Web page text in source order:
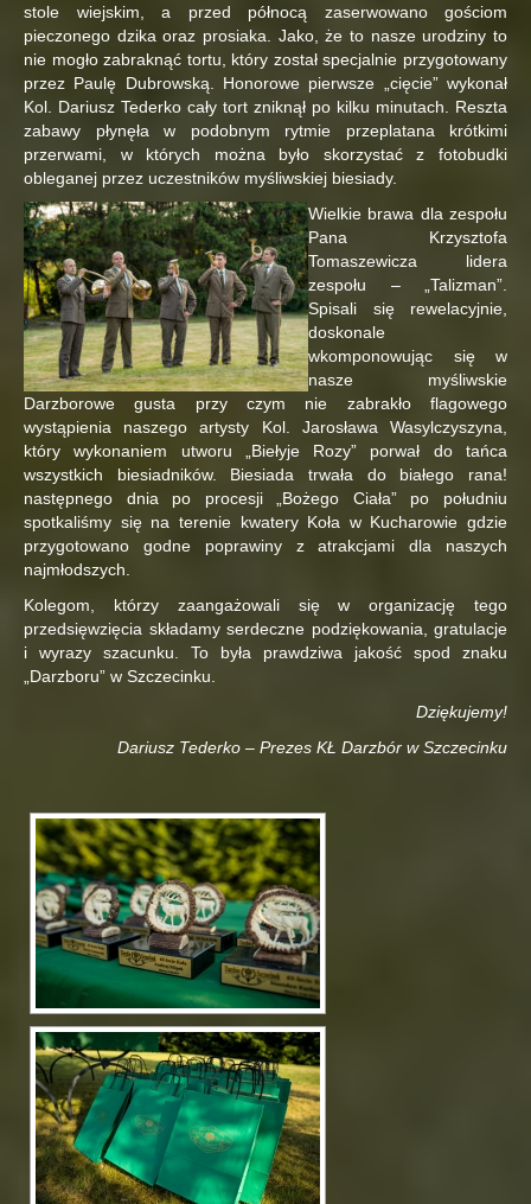
stole wiejskim, a przed północą zaserwowano gościom
pieczonego dzika oraz prosiaka. Jako, że to nasze urodziny to
nie mogło zabraknąć tortu, który został specjalnie przygotowany
przez Paulę Dubrowską. Honorowe pierwsze „cięcie” wykonał
Kol. Dariusz Tederko cały tort zniknął po kilku minutach. Reszta
zabawy płynęła w podobnym rytmie przeplatana krótkimi
przerwami, w których można było skorzystać z fotobudki
obleganej przez uczestników myśliwskiej biesiady.
Wielkie brawa dla zespołu
Pana Krzysztofa
Tomaszewicza lidera
zespołu – „Talizman”.
Spisali się rewelacyjnie,
doskonale
wkomponowując się w
nasze myśliwskie
Darzborowe gusta przy czym nie zabrakło flagowego
wystąpienia naszego artysty Kol. Jarosława Wasylczyszyna,
który wykonaniem utworu „Biełyje Rozy” porwał do tańca
wszystkich biesiadników. Biesiada trwała do białego rana!
następnego dnia po procesji „Bożego Ciała” po południu
spotkaliśmy się na terenie kwatery Koła w Kucharowie gdzie
przygotowano godne poprawiny z atrakcjami dla naszych
najmłodszych.
Kolegom, którzy zaangażowali się w organizację tego
przedsięwzięcia składamy serdeczne podziękowania, gratulacje
i wyrazy szacunku. To była prawdziwa jakość spod znaku
„Darzboru” w Szczecinku.
Dziękujemy!
Dariusz Tederko – Prezes KŁ Darzbór w Szczecinku